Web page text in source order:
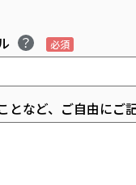
必須
となど、ご自由にご